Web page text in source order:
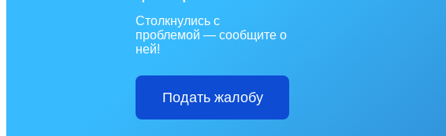
Столкнулись с
проблемой — сообщите о
ней!
Подать жалобу